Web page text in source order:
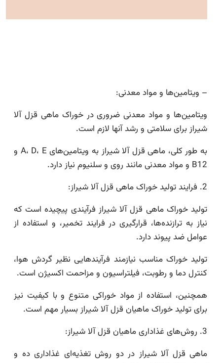
– ویتامین‌ها و مواد معدنی:
ویتامین‌ها و مواد معدنی ضروری در خوراک ماهی قزل آلا
شیراز برای سلامتی و رشد آنها لازم است.
به طور کلی، ماهی قزل آلا شیراز به ویتامین‌های A، D، E و
B12 و مواد معدنی مانند روی و سلنیوم نیاز دارد.
2. فرایند تولید خوراک ماهی قزل آلا شیراز:
تولید خوراک ماهی قزل آلا شیراز فرآیندی پیچیده است که
نیاز به ترازنده‌ها، قرارگیری در فرایند تخمیر، و استفاده از
عوامل ضد پیوند دارد.
تولید خوراک مناسب نیازمند فرآیندهایی نظیر گردش هوا،
کنترل دما و رطوبت، فیلتراسیون و مزاحمت اکسیژن است.
همچنین، استفاده از مواد خوراکی متنوع و با کیفیت نیز
برای تولید خوراک ماهیان قزل آلا شیراز بسیار مهم است.
3. روش‌های غذاداری ماهیان قزل آلا شیراز:
ماهی قزل آلا شیراز در دو روش تغذیه‌ای غذاداری ده و